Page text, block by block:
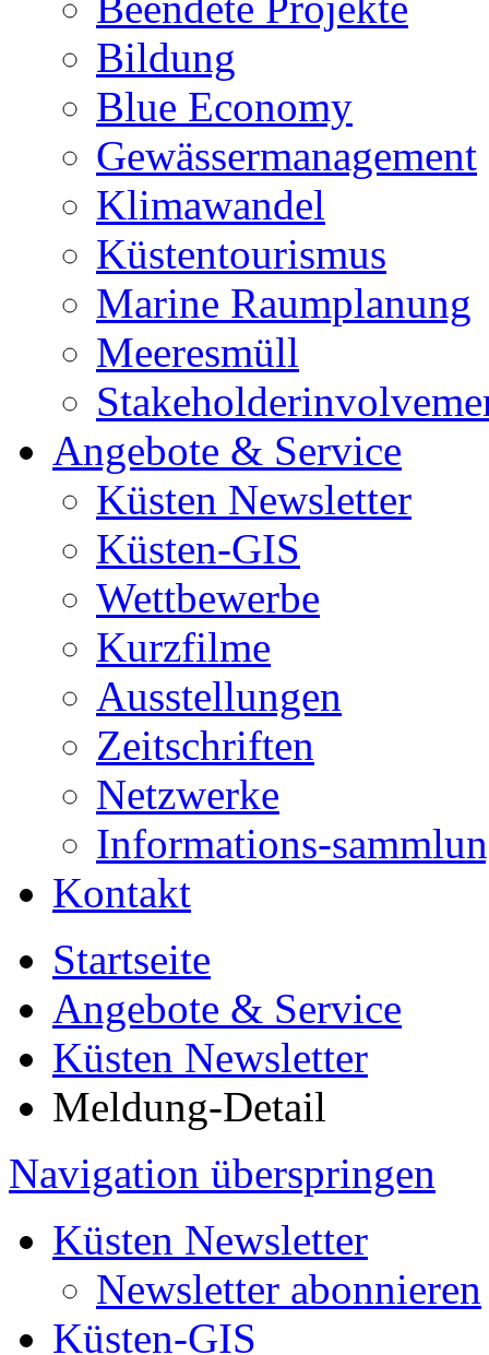
Bildung
Blue Economy
Gewässermanagement
Klimawandel
Küstentourismus
Marine Raumplanung
Meeresmüll
Angebote & Service
Küsten Newsletter
Küsten-GIS
Wettbewerbe
Kurzfilme
Ausstellungen
Zeitschriften
Netzwerke
Informations-
Kontakt
Startseite
Angebote & Service
Küsten Newsletter
Meldung-Detail
Navigation überspringen
Küsten Newsletter
Newsletter abonnieren
Küsten-GIS